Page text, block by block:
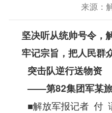
来源：
坚决听从统帅号令
牢记宗旨，把人民群
突击队逆行送物资
——第82集团军某
■解放军报记者 付